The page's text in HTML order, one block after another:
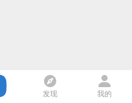
发现 我的